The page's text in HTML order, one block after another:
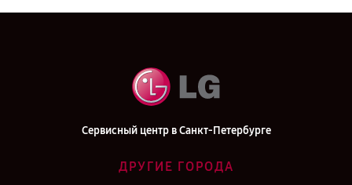
Сервисный центр в Санкт-Петербурге
ДРУГИЕ ГОРОДА